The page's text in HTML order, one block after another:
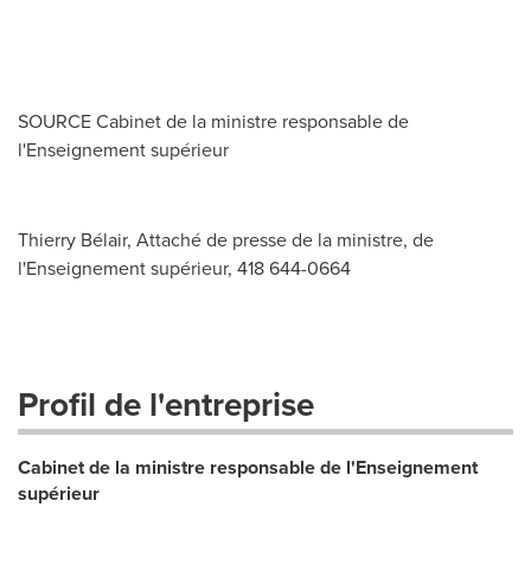
SOURCE Cabinet de la ministre responsable de
l'Enseignement supérieur
Thierry Bélair, Attaché de presse de la ministre, de
l'Enseignement supérieur, 418 644-0664
Profil de l'entreprise
Cabinet de la ministre responsable de l'Enseignement
supérieur